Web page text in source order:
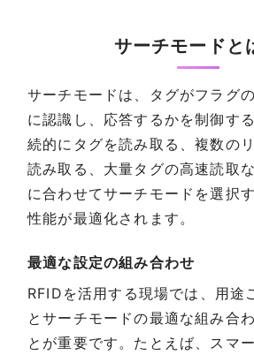
サーチモードと
サーチモードは、タグがフラグ
に認識し、応答するかを制御す
続的にタグを読み取る、複数の
読み取る、大量タグの高速読取
に合わせてサーチモードを選択
性能が最適化されます。
最適な設定の組み合わせ
RFIDを活用する現場では、用途
とサーチモードの最適な組み合
とが重要です。たとえば、スマ